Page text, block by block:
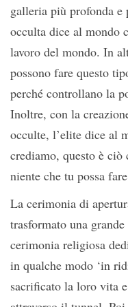
galleria più profonda
occulta dice al mondo
lavoro del mondo. In
possono fare questo
perché controllano la
Inoltre, con la
occulte, l’elite dice al
crediamo, questo è ciò
niente che tu possa
La cerimonia di
trasformato una
cerimonia religiosa
in qualche modo ‘in
sacrificato la loro vita